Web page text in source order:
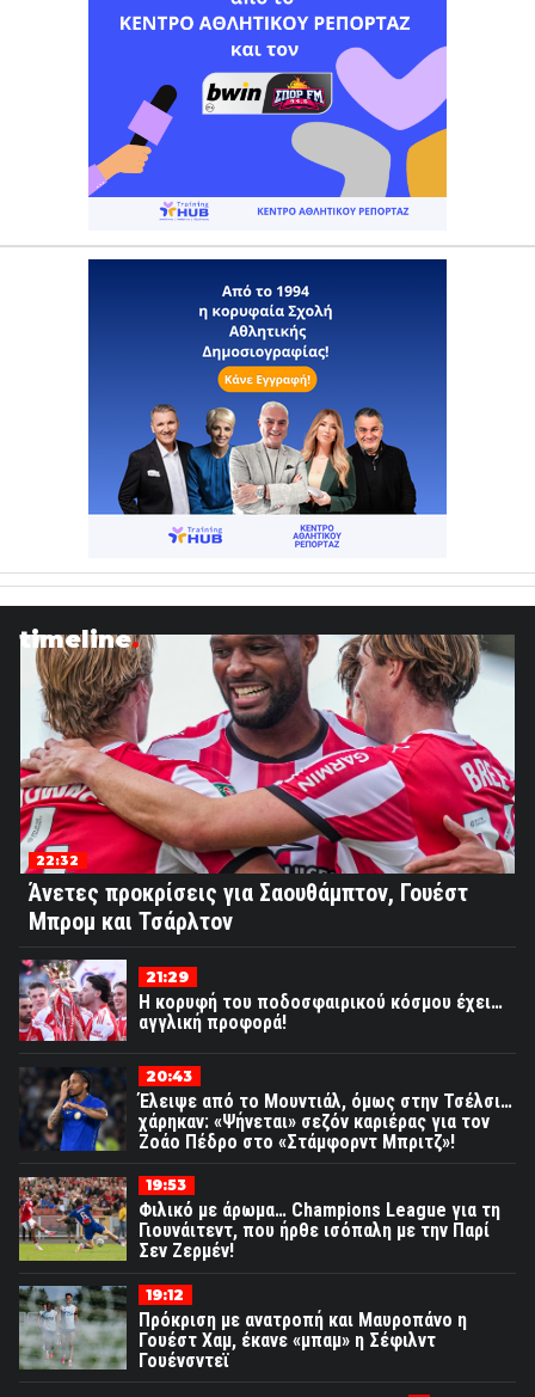
timeline
22:32
Άνετες προκρίσεις για Σαουθάμπτον, Γουέστ
Μπρομ και Τσάρλτον
21:29
Η κορυφή του ποδοσφαιρικού κόσμου έχει…
αγγλική προφορά!
20:43
Έλειψε από το Μουντιάλ, όμως στην Τσέλσι…
χάρηκαν: «Ψήνεται» σεζόν καριέρας για τον
Ζοάο Πέδρο στο «Στάμφορντ Μπριτζ»!
19:53
Φιλικό με άρωμα… Champions League για τη
Γιουνάιτεντ, που ήρθε ισόπαλη με την Παρί
Σεν Ζερμέν!
19:12
Πρόκριση με ανατροπή και Μαυροπάνο η
Γουέστ Χαμ, έκανε «μπαμ» η Σέφιλντ
Γουένσντεϊ